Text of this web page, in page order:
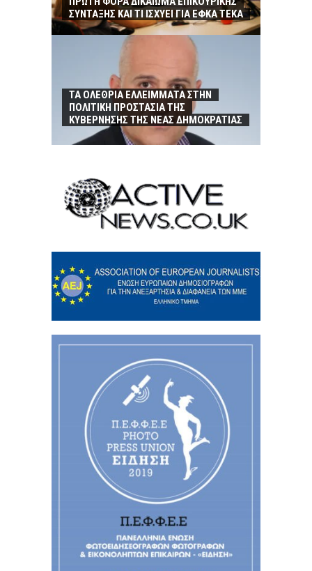
ΣΥΝΤΑΞΗΣ ΚΑΙ ΤΙ ΙΣΧΥΕΙ ΓΙΑ ΕΦΚΑ ΤΕΚΑ
ΤΑ ΟΛΕΘΡΙΑ ΕΛΛΕΙΜΜΑΤΑ ΣΤΗΝ
ΠΟΛΙΤΙΚΗ ΠΡΟΣΤΑΣΙΑ ΤΗΣ
ΚΥΒΕΡΝΗΣΗΣ ΤΗΣ ΝΕΑΣ ΔΗΜΟΚΡΑΤΙΑΣ